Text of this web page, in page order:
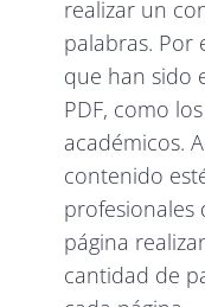
realizar un
palabras. Por
que han sido
PDF, como
académicos.
contenido
profesionales
página
cantidad de